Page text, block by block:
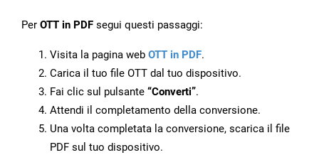
Per OTT in PDF segui questi passaggi:
Visita la pagina web OTT in PDF.
Carica il tuo file OTT dal tuo dispositivo.
Fai clic sul pulsante “Converti”.
Attendi il completamento della conversione.
Una volta completata la conversione, scarica il file
PDF sul tuo dispositivo.